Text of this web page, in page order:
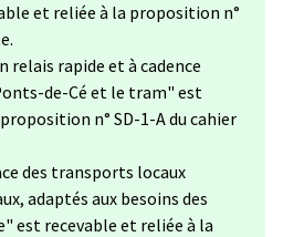
et reliée à la proposition n°
relais rapide et à cadence
de-Cé et le tram" est
n° SD-1-A du cahier
des transports locaux
adaptés aux besoins des
est recevable et reliée à la